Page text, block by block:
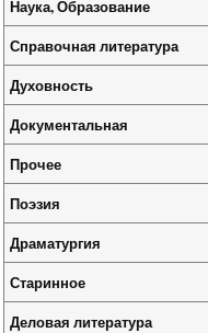
Наука, Образование
Справочная литература
Духовность
Документальная
Прочее
Поэзия
Драматургия
Старинное
Деловая литература